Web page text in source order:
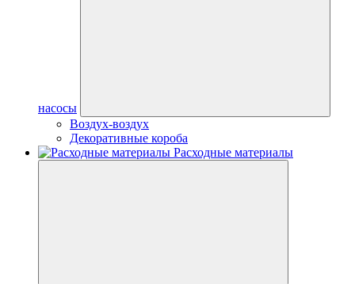
насосы
Воздух-воздух
Декоративные короба
Расходные материалы